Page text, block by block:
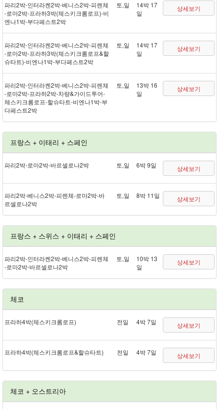
파리 2박 - 인터라켄 2박 - 베니스 2박 - 피렌체
- 로마 2박 - 프라하 3박(체스키크롬로프) - 비
엔나 1박 - 부다페스트 2박
토,일
14박 17
일
상세보기
파리 2박 - 인터라켄 2박 - 베니스 2박 - 피렌체
- 로마 2박 - 프라하 3박(체스키크롬로프&할
슈타트) - 비엔나 1박 - 부다페스트 2박
토,일
14박 17
일
상세보기
파리 2박 - 인터라켄 2박 - 베니스 2박 - 피렌체
- 로마 2박 - 프라하 2박 - 차량&가이드투어 -
체스키크롬로프 - 할슈타트 - 비엔나 1박 - 부
다페스트 2박
토,일
13박 16
일
상세보기
프랑스 + 이태리 + 스페인
파리 2박 - 로마 2박 - 바르셀로나 2박 토,일 6박 9일 상세보기
파리 2박 - 베니스 2박 - 피렌체 - 로마 2박 - 바
르셀로나 2박
토,일 8박 11일 상세보기
프랑스 + 스위스 + 이태리 + 스페인
파리 2박 - 인터라켄 2박 - 베니스 2박 - 피렌체
- 로마 2박 - 바르셀로나 2박
토,일
10박 13
일
상세보기
체코
프라하 4박(체스키크롬로프) 전일 4박 7일 상세보기
프라하 4박(체스키크롬로프&할슈타트) 전일 4박 7일 상세보기
체코 + 오스트리아